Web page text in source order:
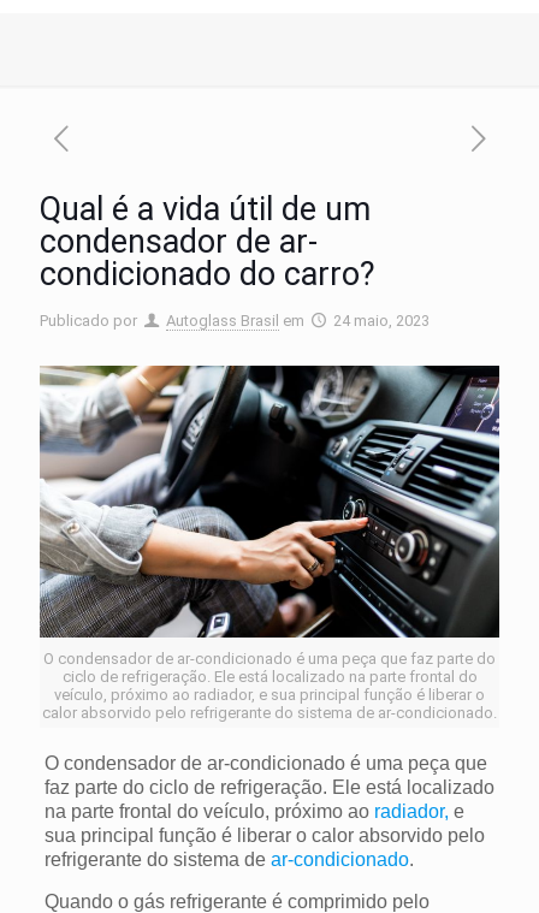
Qual é a vida útil de um
condensador de ar-
condicionado do carro?
Publicado por Autoglass Brasil em 24 maio, 2023
O condensador de ar-condicionado é uma peça que faz parte do
ciclo de refrigeração. Ele está localizado na parte frontal do
veículo, próximo ao radiador, e sua principal função é liberar o
calor absorvido pelo refrigerante do sistema de ar-condicionado.
O condensador de ar-condicionado é uma peça que
faz parte do ciclo de refrigeração. Ele está localizado
na parte frontal do veículo, próximo ao radiador, e
sua principal função é liberar o calor absorvido pelo
refrigerante do sistema de ar-condicionado.
Quando o gás refrigerante é comprimido pelo